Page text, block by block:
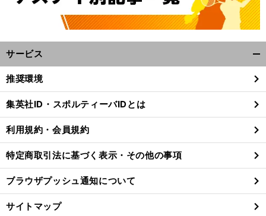
サービス
閉
る
推奨環境
集英社ID・スポルティーバIDとは
利用規約・会員規約
特定商取引法に基づく表示・その他の事項
ブラウザプッシュ通知について
サイトマップ